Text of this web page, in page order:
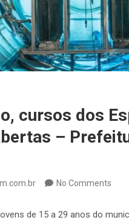
cursos dos
–
No Comments
de 15 a 29 anos do